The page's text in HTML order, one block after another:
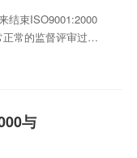
结束ISO9001:2000
常的监督评审过渡
：3.0术语与定义，
与